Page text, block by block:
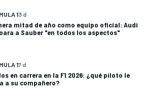
13 d
mitad de año como equipo oficial: Audi
a Sauber "en todos los aspectos"
17 d
en carrera en la F1 2026: ¿qué piloto le
a su compañero?